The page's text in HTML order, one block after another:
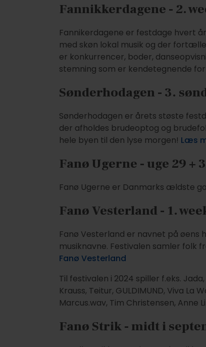
Fannikkerdagene - 2.
Fannikerdagene er festdage hvert
med skøn lokal musik og der
er konkurrencer, boder,
stemning som er kendetegnende for
Sønderhodagen - 3.
Sønderhodagen er årets støste
der afholdes brudeoptog og
hele byen til den lyse morgen! Læs
Fanø Ugerne - uge 29 +
Fanø Ugerne er Danmarks ældste
Fanø Vesterland - 1.
Fanø Vesterland er navnet på
musiknavne. Festivalen samler folk
Fanø Vesterland
Til festivalen i 2024 spiller f.eks.
Krauss, Teitur, GULDIMUND, Viva
Marcus.wav, Tim Christensen, Anne
Fanø Strik - midt i